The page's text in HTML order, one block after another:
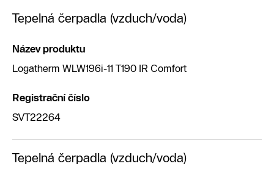
Tepelná čerpadla (vzduch/voda)
Název produktu
Logatherm WLW196i-11 T190 IR Comfort
Registrační číslo
SVT22264
Tepelná čerpadla (vzduch/voda)